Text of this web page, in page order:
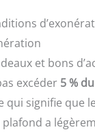
et bons
excéder 5 %
qui signifie que
plafond a